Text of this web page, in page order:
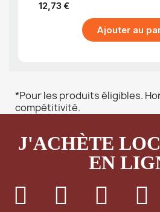
12,73 €
Ajouter au
*Pour les produits éligibles.
compétitivité.
J'ACHÈTE
EN